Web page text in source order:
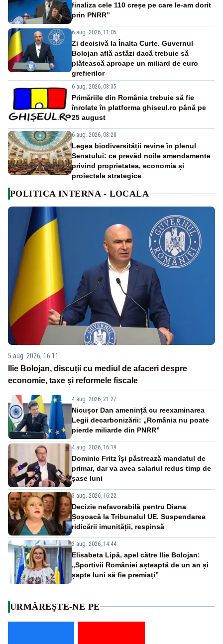
finaliza cele 110 creșe pe care le-am dorit
prin PNRR”
6 aug. 2026, 11:05
Zi decisivă la Înalta Curte. Guvernul
Bolojan află astăzi dacă trebuie să
plătească aproape un miliard de euro
grefierilor
6 aug. 2026, 08:35
Primăriile din România trebuie să fie
înrolate în platforma ghiseul.ro până pe
25 august
6 aug. 2026, 08:28
Legea biodiversității revine în plenul
Senatului: ce prevăd noile amendamente
privind proprietatea, economia și
proiectele strategice
POLITICA INTERNA - LOCALA
5 aug. 2026, 16:11
Ilie Bolojan, discuții cu mediul de afaceri despre
economie, taxe și reformele fiscale
4 aug. 2026, 21:27
Nicușor Dan amenință cu reexaminarea
Legii decarbonizării: „România nu poate
pierde miliarde din PNRR”
4 aug. 2026, 16:19
Dominic Fritz își păstrează mandatul de
primar, dar va avea salariul redus timp de
șase luni
3 aug. 2026, 16:22
Decizie nefavorabilă pentru Diana
Șoșoacă la Tribunalul UE. Suspendarea
ridicării imunității, respinsă
3 aug. 2026, 14:44
Elisabeta Lipă, apel către Ilie Bolojan:
„Sportivii României așteaptă de un an și
șapte luni să fie premiați”
URMĂREȘTE-NE PE